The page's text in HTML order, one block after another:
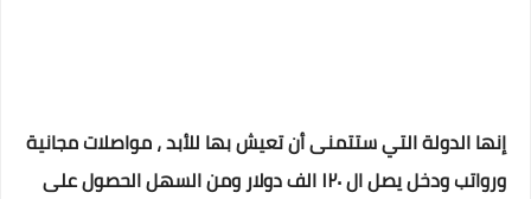
إنها الدولة التي ستتمنى أن تعيش بها للأبد ، مواصلات مجانية
ورواتب ودخل يصل ال ١٢٠ الف دولار ومن السهل الحصول على